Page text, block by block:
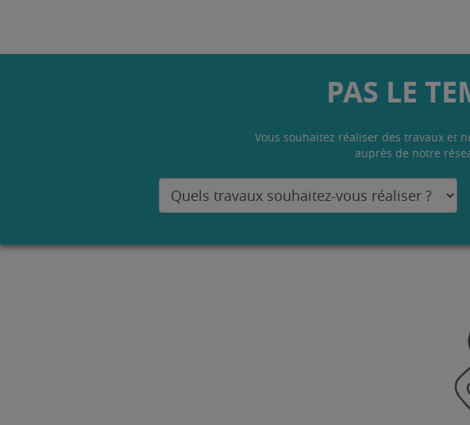
PAS LE
Vous souhaitez réaliser des travaux et
auprès de notre